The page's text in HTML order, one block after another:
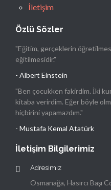
İletişim
Özlü Sözler
"Eğitim, gerçeklerin
eğitilmesidir."
- Albert Einstein
"Ben çocukken fakirdim. İki
kitaba verirdim. Eğer böyle
hiçbirini yapamazdım."
- Mustafa Kemal Atatürk
İletişim Bilgilerimiz
Adresimiz
Osmanağa, Hasırcı Başı